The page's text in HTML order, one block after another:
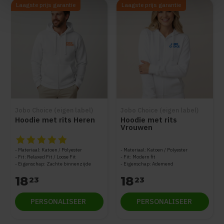
Laagste prijs garantie
Hoodie met rits Heren
De beoordeling van dit product is
Materiaal: Katoen / Polyester
Fit: Relaxed Fit / Loose Fit
Eigenschap: Zachte binnenzijde
1823
PERSONALISEER
Laagste prijs garantie
Hoodie met rits
Vrouwen
Materiaal: Katoen / Polyester
Fit: Modern fit
Eigenschap: Ademend
1823
PERSONALISEER